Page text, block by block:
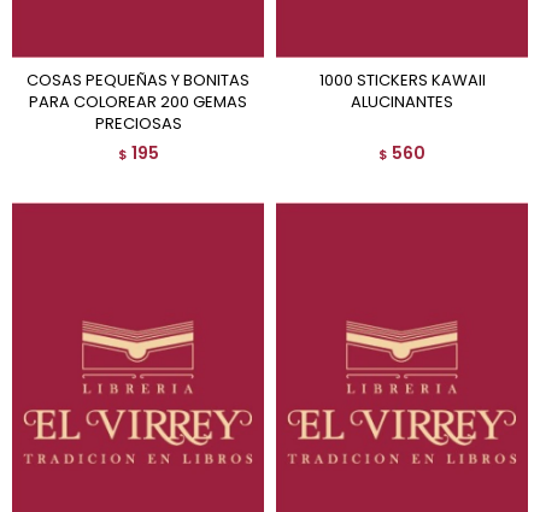
COSAS PEQUEÑAS Y BONITAS
PARA COLOREAR 200 GEMAS
PRECIOSAS
$ 195
1000 STICKERS KAWAII
ALUCINANTES
$ 560